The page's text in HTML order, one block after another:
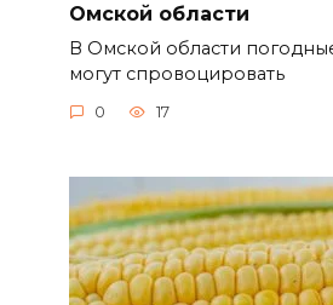
Омской области
В Омской области
могут спровоцировать
0 17